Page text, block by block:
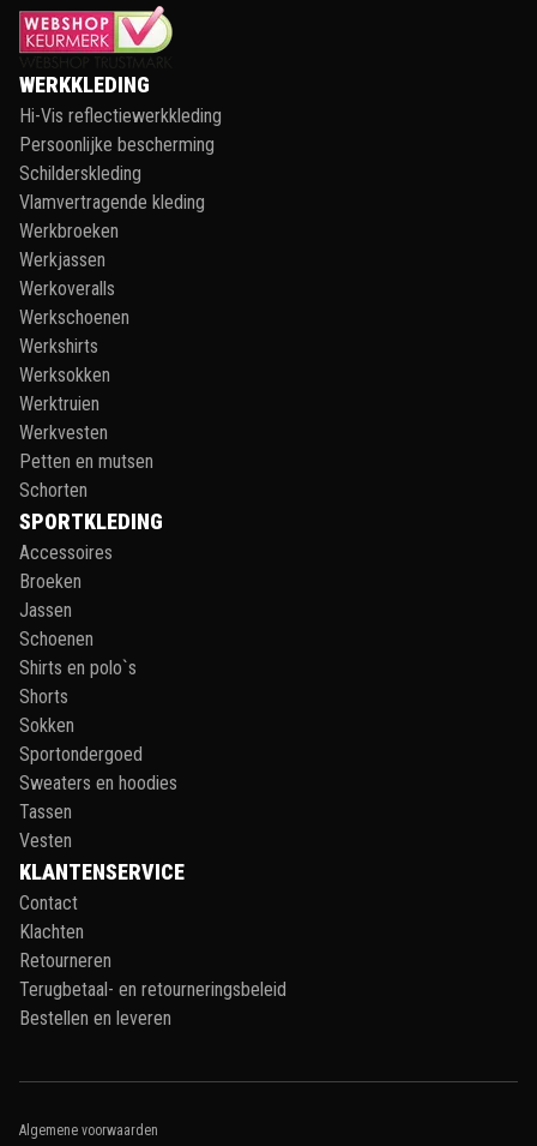
WERKKLEDING
Hi-Vis reflectiewerkkleding
Persoonlijke bescherming
Schilderskleding
Vlamvertragende kleding
Werkbroeken
Werkjassen
Werkoveralls
Werkschoenen
Werkshirts
Werksokken
Werktruien
Werkvesten
Petten en mutsen
Schorten
SPORTKLEDING
Accessoires
Broeken
Jassen
Schoenen
Shirts en polo`s
Shorts
Sokken
Sportondergoed
Sweaters en hoodies
Tassen
Vesten
KLANTENSERVICE
Contact
Klachten
Retourneren
Terugbetaal- en retourneringsbeleid
Bestellen en leveren
Algemene voorwaarden